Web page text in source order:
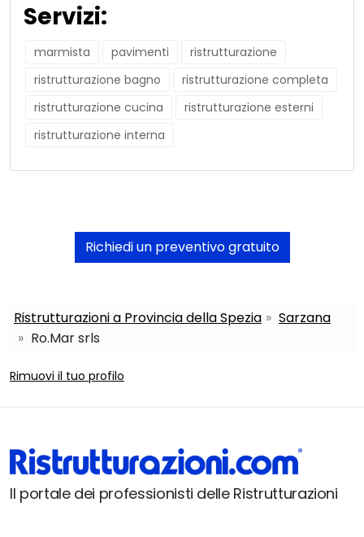
Servizi:
marmista pavimenti
ristrutturazione
ristrutturazione bagno
ristrutturazione completa
ristrutturazione cucina
ristrutturazione esterni
ristrutturazione interna
Richiedi un preventivo gratuito
Ristrutturazioni a Provincia della Spezia
Sarzana
Ro.Mar srls
Rimuovi il tuo profilo
Il portale dei professionisti delle Ristrutturazioni